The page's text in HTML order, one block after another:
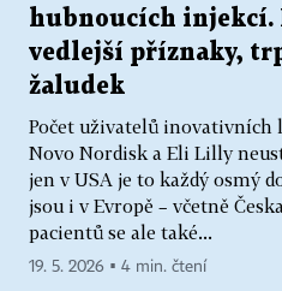
hubnoucích injekcí.
vedlejší příznaky,
žaludek
Počet uživatelů
Novo Nordisk a Eli Lilly
jen v USA je to každý osmý
jsou i v Evropě – včetně
pacientů se ale také...
19. 5. 2026 ▪ 4 min. čtení